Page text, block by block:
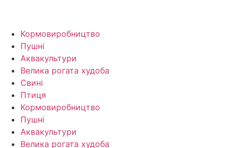
Кормо­виробництво
Пушні
Аквакультури
Велика рогата худоба
Свині
Птиця
Кормо­виробництво
Пушні
Аквакультури
Велика рогата худоба